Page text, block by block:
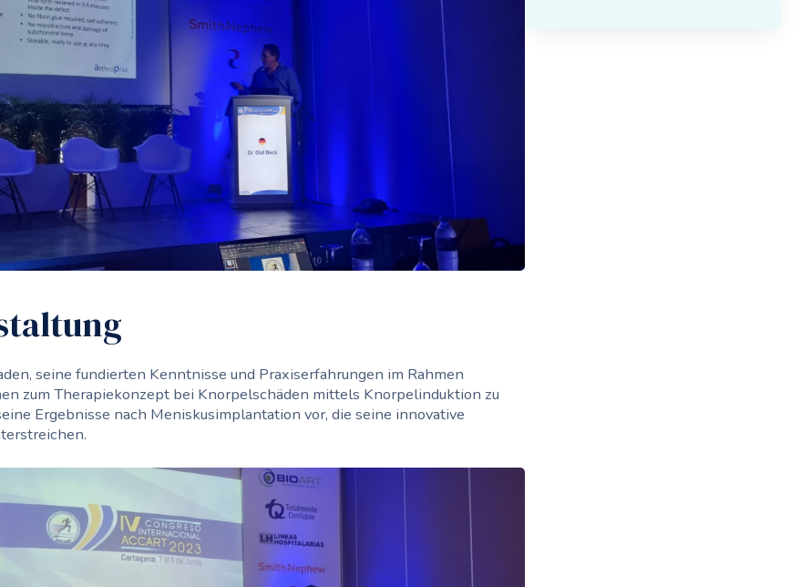
seine fundierten Kenntnisse und Praxiserfahrungen im Rahmen
zum Therapiekonzept bei Knorpelschäden mittels Knorpelinduktion zu
Ergebnisse nach Meniskusimplantation vor, die seine innovative